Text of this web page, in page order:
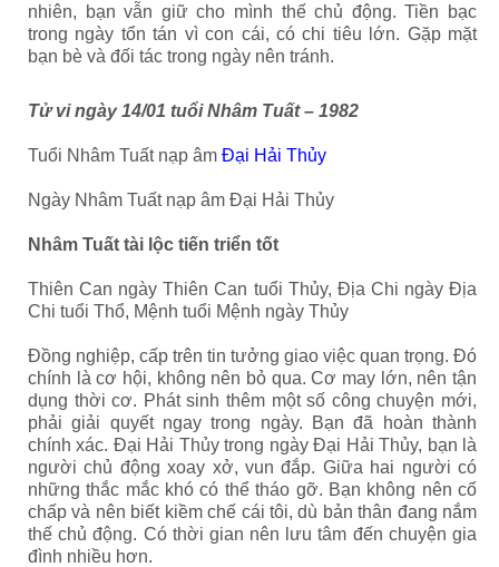
nhiên, bạn vẫn giữ cho mình thế chủ động. Tiền bạc
trong ngày tổn tán vì con cái, có chi tiêu lớn. Gặp mặt
bạn bè và đối tác trong ngày nên tránh.
Tử vi ngày 14/01 tuổi Nhâm Tuất – 1982
Tuổi Nhâm Tuất nạp âm Đại Hải Thủy
Ngày Nhâm Tuất nạp âm Đại Hải Thủy
Nhâm Tuất tài lộc tiến triển tốt
Thiên Can ngày Thiên Can tuổi Thủy, Địa Chi ngày Địa
Chi tuổi Thổ, Mệnh tuổi Mệnh ngày Thủy
Đồng nghiệp, cấp trên tin tưởng giao việc quan trọng. Đó
chính là cơ hội, không nên bỏ qua. Cơ may lớn, nên tận
dụng thời cơ. Phát sinh thêm một số công chuyện mới,
phải giải quyết ngay trong ngày. Bạn đã hoàn thành
chính xác. Đại Hải Thủy trong ngày Đại Hải Thủy, bạn là
người chủ động xoay xở, vun đắp. Giữa hai người có
những thắc mắc khó có thể tháo gỡ. Bạn không nên cố
chấp và nên biết kiềm chế cái tôi, dù bản thân đang nắm
thế chủ động. Có thời gian nên lưu tâm đến chuyện gia
đình nhiều hơn.